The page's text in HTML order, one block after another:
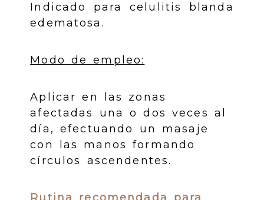
Indicado para celulitis blanda
edematosa.
Modo de empleo:
Aplicar en las zonas
afectadas una o dos veces al
día, efectuando un masaje
con las manos formando
círculos ascendentes.